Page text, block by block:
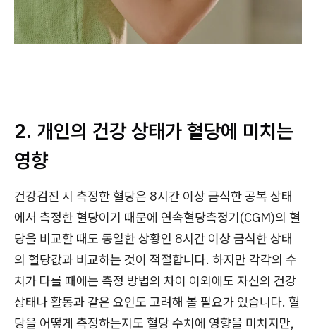
2. 개인의 건강 상태가 혈당에 미치는
영향
건강검진 시 측정한 혈당은 8시간 이상 금식한 공복 상태
에서 측정한 혈당이기 때문에 연속혈당측정기(CGM)의 혈
당을 비교할 때도 동일한 상황인 8시간 이상 금식한 상태
의 혈당값과 비교하는 것이 적절합니다. 하지만 각각의 수
치가 다를 때에는 측정 방법의 차이 이외에도 자신의 건강
상태나 활동과 같은 요인도 고려해 볼 필요가 있습니다. 혈
당을 어떻게 측정하는지도 혈당 수치에 영향을 미치지만,